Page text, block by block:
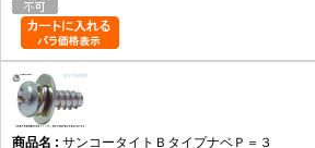
サンコータイトＢタイプナベＰ＝３